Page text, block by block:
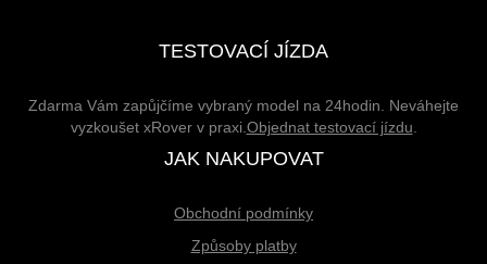
TESTOVACÍ JÍZDA
Zdarma Vám zapůjčíme vybraný model na 24hodin. Neváhejte
vyzkoušet xRover v praxi. Objednat testovací jízdu
JAK NAKUPOVAT
Obchodní podmínky
Způsoby platby